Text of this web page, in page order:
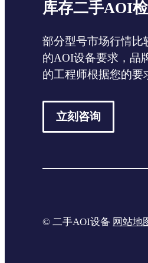
库存二手AOI
部分型号市场行情比
的AOI设备要求，品
的工程师根据您的要
立刻咨询
© 二手AOI设备 网站地